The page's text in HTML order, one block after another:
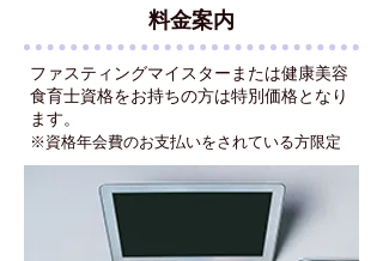
料金案内
ファスティングマイスターまたは健康美容
食育士資格をお持ちの方は特別価格となり
ます。
※ 資格年会費のお支払いをされている方限定